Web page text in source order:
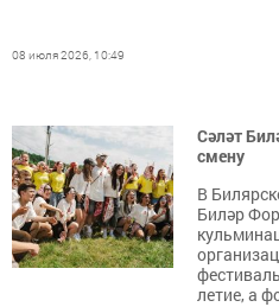
08 июля 2026, 10:49
Сәләт
смену
В
Биләр
летие, а